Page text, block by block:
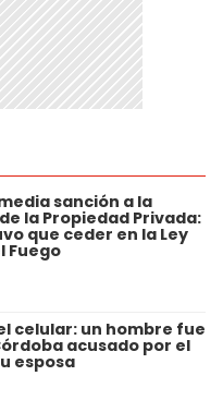
sanción a la
la Propiedad Privada:
que ceder en la Ley
Fuego
celular: un hombre fue
acusado por el
esposa